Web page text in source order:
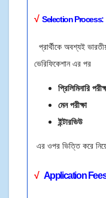
√ Selection Process:
প্রার্থীকে অবশ্যই
ভেরিফিকেশান এর পর
প্রিলিমিনারি
মেন পরীক্ষা
ইন্টারভিউ
এর ওপর ভিত্তি করে
√ Application